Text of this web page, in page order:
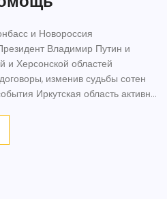
и Новороссия
Владимир Путин и
и Херсонской областей
изменив судьбы сотен
Иркутская область активно